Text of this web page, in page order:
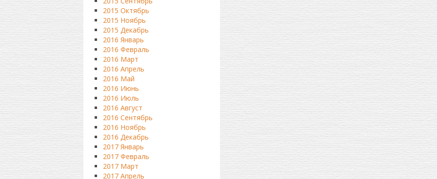
2015 Октябрь
2015 Ноябрь
2015 Декабрь
2016 Январь
2016 Февраль
2016 Март
2016 Апрель
2016 Май
2016 Июнь
2016 Июль
2016 Август
2016 Сентябрь
2016 Ноябрь
2016 Декабрь
2017 Январь
2017 Февраль
2017 Март
2017 Апрель